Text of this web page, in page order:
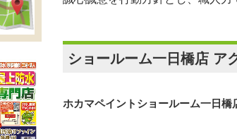
ショールーム一日橋店 ア
ホカマペイントショールーム一日橋